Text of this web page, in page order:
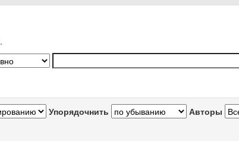
Упорядочнить Авторы